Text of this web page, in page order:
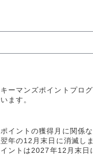
キーマンズポイントプロ
います。
ポイントの獲得月に関係
翌年の12月末日に消滅し
イントは2027年12月末日